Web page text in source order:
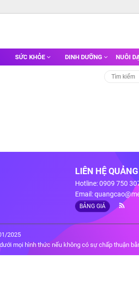
SỨC KHỎE DINH DƯỠNG NUÔI
LIÊN HỆ
Hotline: 0909 750
Email:
BẢNG GIÁ
2025
mọi hình thức nếu không có sự chấp thuận